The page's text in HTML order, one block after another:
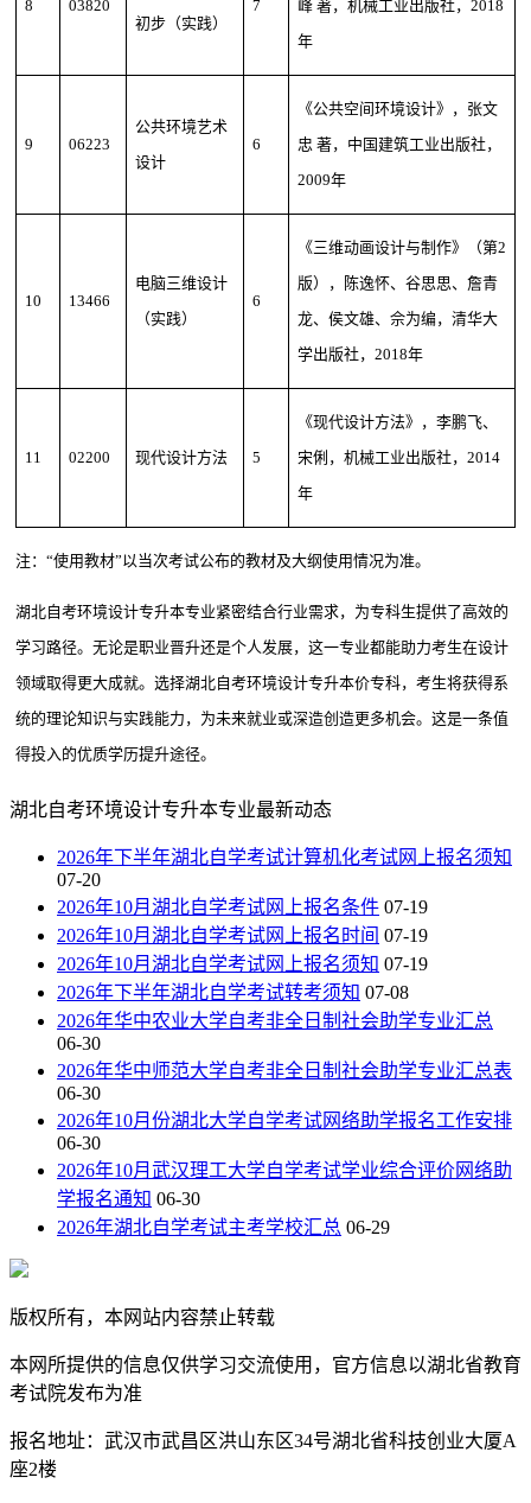
8 03820
初步（实践）
7
峰 著，机械工业出版社，2018
年
9 06223
公共环境艺术
设计
6
《公共空间环境设计》，张文
忠 著，中国建筑工业出版社，
2009年
10 13466
电脑三维设计
（实践）
6
《三维动画设计与制作》（第2
版），陈逸怀、谷思思、詹青
龙、侯文雄、佘为编，清华大
学出版社，2018年
11 02200 现代设计方法 5
《现代设计方法》，李鹏飞、
宋俐，机械工业出版社，2014
年
注：“使用教材”以当次考试公布的教材及大纲使用情况为准。
湖北自考环境设计专升本专业紧密结合行业需求，为专科生提供了高效的
学习路径。无论是职业晋升还是个人发展，这一专业都能助力考生在设计
领域取得更大成就。选择湖北自考环境设计专升本价专科，考生将获得系
统的理论知识与实践能力，为未来就业或深造创造更多机会。这是一条值
得投入的优质学历提升途径。
湖北自考环境设计专升本专业最新动态
2026年下半年湖北自学考试计算机化考试网上报名须知
07-20
2026年10月湖北自学考试网上报名条件 07-19
2026年10月湖北自学考试网上报名时间 07-19
2026年10月湖北自学考试网上报名须知 07-19
2026年下半年湖北自学考试转考须知 07-08
2026年华中农业大学自考非全日制社会助学专业汇总
06-30
2026年华中师范大学自考非全日制社会助学专业汇总表
06-30
2026年10月份湖北大学自学考试网络助学报名工作安排
06-30
2026年10月武汉理工大学自学考试学业综合评价网络助
学报名通知 06-30
2026年湖北自学考试主考学校汇总 06-29
版权所有，本网站内容禁止转载
本网所提供的信息仅供学习交流使用，官方信息以湖北省教育
考试院发布为准
报名地址：武汉市武昌区洪山东区34号湖北省科技创业大厦A
座2楼